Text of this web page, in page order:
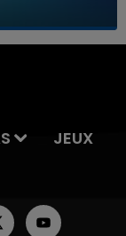
JEUX